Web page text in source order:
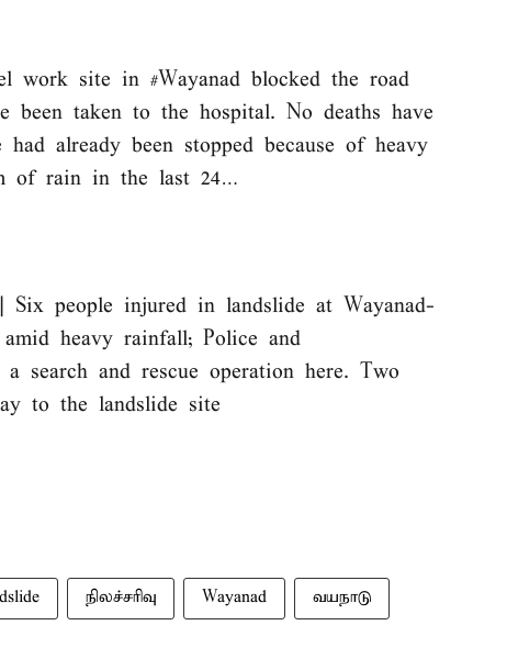
work site in #Wayanad blocked the road
been taken to the hospital. No deaths have
already been stopped because of heavy
of rain in the last 24…
Six people injured in landslide at Wayanad-
heavy rainfall; Police and
search and rescue operation here. Two
to the landslide site
நிலச்சரிவு Wayanad வயநாடு